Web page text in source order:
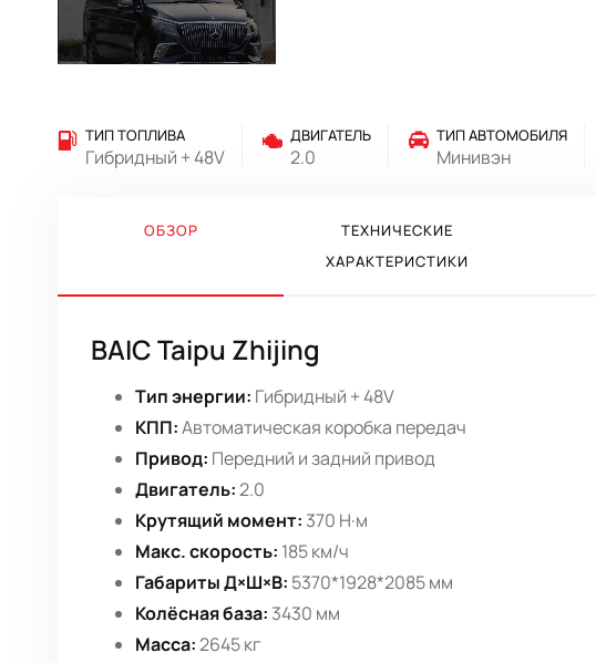
ТИП ТОПЛИВА
Гибридный + 48V
ДВИГАТЕЛЬ
2.0
ТИП АВТОМОБИЛЯ
Минивэн
ОБЗОР
ТЕХНИЧЕСКИЕ
ХАРАКТЕРИСТИКИ
BAIC Taipu Zhijing
Тип энергии: Гибридный + 48V
КПП:Автоматическая коробка передач
Привод: Передний и задний привод
Двигатель:2.0
Крутящий момент: 370 Н·м
Макс. скорость: 185 км/ч
Габариты Д×Ш×В: 5370*1928*2085 мм
Колёсная база: 3430 мм
Масса:2645 кг